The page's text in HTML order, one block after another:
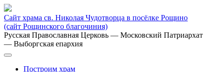
Сайт храма св. Николая Чудотворца в посёлке Рощино
(сайт Рощинского благочиния)
Русская Православная Церковь — Московский Патриархат
— Выборгская епархия
Построим храм